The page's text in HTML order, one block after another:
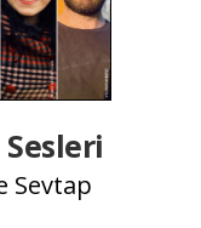
Sesleri
Sevtap